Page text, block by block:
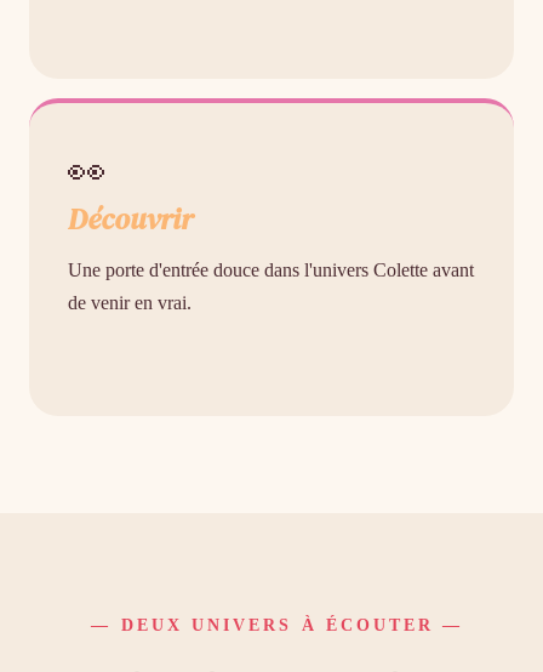
👀
Découvrir
Une porte d'entrée douce dans l'univers Colette avant
de venir en vrai.
— DEUX UNIVERS À ÉCOUTER —